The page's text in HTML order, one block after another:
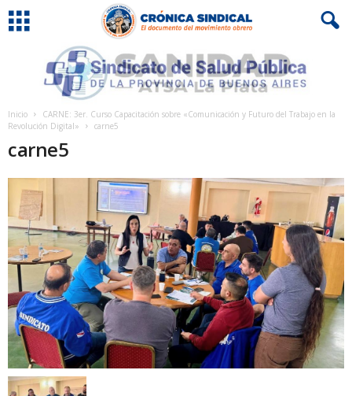
Inicio
CARNE: 3er. Curso Capacitación sobre «Comunicación y Futuro del Trabajo en la
Revolución Digital»
carne5
carne5